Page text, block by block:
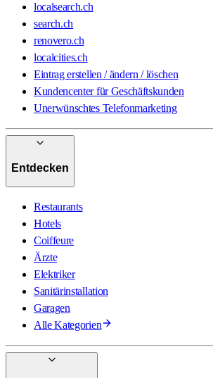
localsearch.ch
search.ch
renovero.ch
localcities.ch
Eintrag erstellen / ändern / löschen
Kundencenter für Geschäftskunden
Unerwünschtes Telefonmarketing
Entdecken
Restaurants
Hotels
Coiffeure
Ärzte
Elektriker
Sanitärinstallation
Garagen
Alle Kategorien